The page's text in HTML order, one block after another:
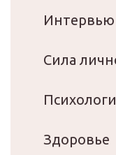
Интервью
Сила
Здоровье